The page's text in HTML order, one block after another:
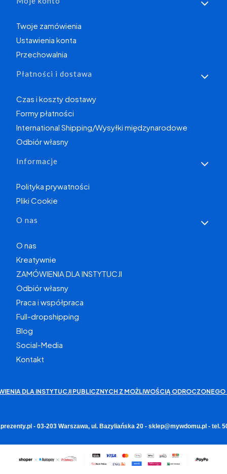
Twoje zamówienia
Ustawienia konta
Przechowalnia
Płatności i dostawa
Czas i koszty dostawy
Formy płatności
International Shipping/Wysyłki międzynarodowe
Odbiór własny
Informacje
Polityka prywatności
Pliki Cookie
O nas
O nas
Kreatywnie
ZAMÓWIENIA DLA INSTYTUCJI
Odbiór własny
Praca i współpraca
Full-dropshipping
Blog
Social-Media
Kontakt
DLA INSTYTUCJI PUBLICZNYCH Z MOŻLIWOŚCIĄ ODROCZONEGO
- 03-203 Warszawa, ul. Bazyliańska 20 - sklep@mywdomu.pl - tel.